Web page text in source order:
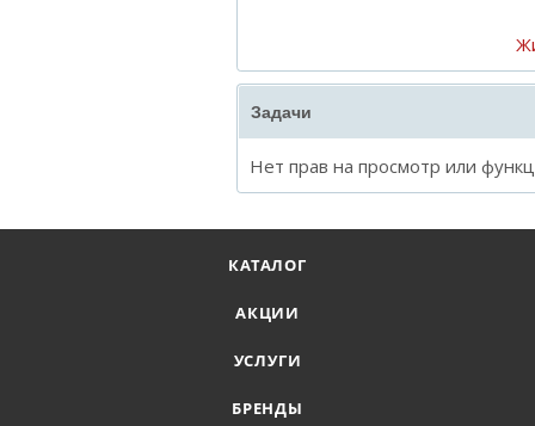
Задачи
Нет прав на просмотр или
КАТАЛОГ
АКЦИИ
УСЛУГИ
БРЕНДЫ